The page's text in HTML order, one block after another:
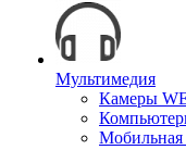
Мультимедия
Камеры
Мобильная